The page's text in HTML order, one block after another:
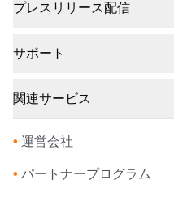
プレスリリース配信
サポート
関連サービス
• 運営会社
• パートナープログラム